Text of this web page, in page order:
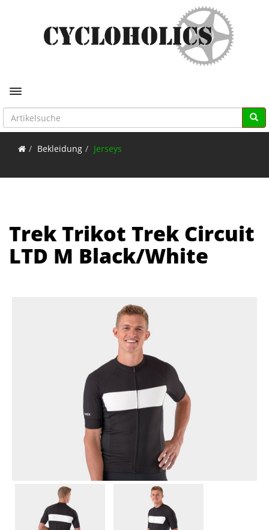
Toggle navigation
Bekleidung Jerseys
Trek Trikot Trek Circuit
LTD M Black/White